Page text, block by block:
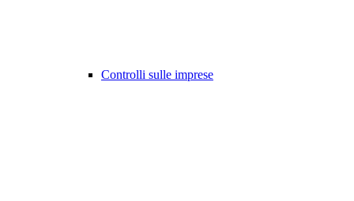
Controlli sulle imprese